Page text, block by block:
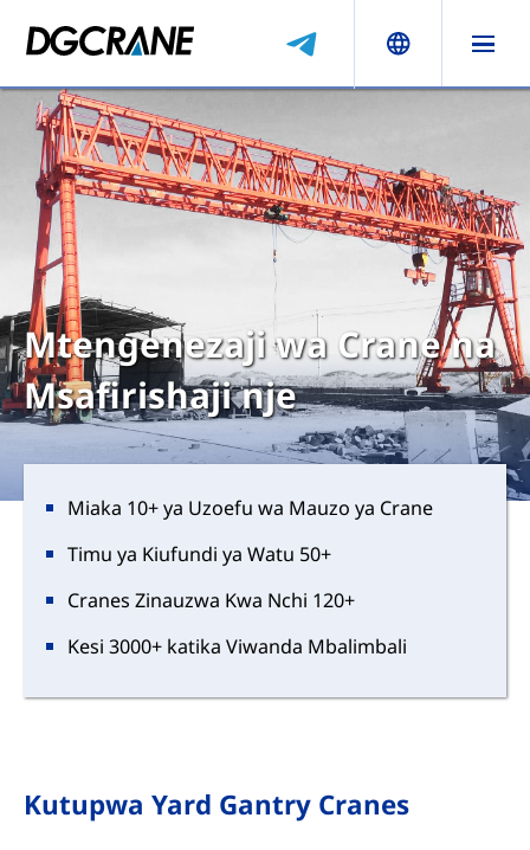
Mtengenezaji wa Crane na
Msafirishaji nje
Miaka 10+ ya Uzoefu wa Mauzo ya Crane
Timu ya Kiufundi ya Watu 50+
Cranes Zinauzwa Kwa Nchi 120+
Kesi 3000+ katika Viwanda Mbalimbali
Kutupwa Yard Gantry Cranes